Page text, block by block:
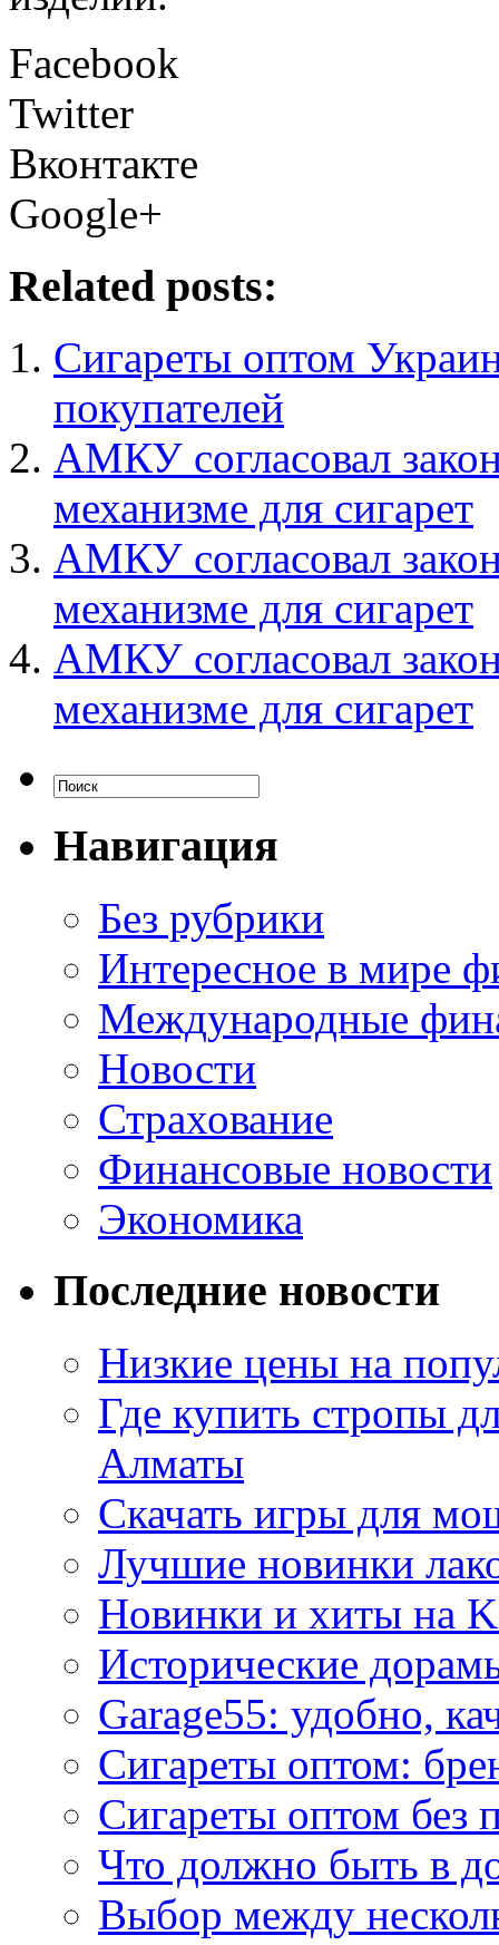
Facebook
Twitter
Вконтакте
Google+
Related posts:
Сигареты оптом
покупателей
АМКУ согласовал
механизме для сигарет
АМКУ согласовал
механизме для сигарет
АМКУ согласовал
механизме для сигарет
Навигация
Без рубрики
Интересное в мире
Международные
Новости
Страхование
Финансовые новости
Экономика
Последние новости
Низкие цены на
Где купить стропы
Алматы
Скачать игры для
Лучшие новинки
Новинки и хиты на
Исторические
Garage55: удобно,
Сигареты оптом:
Сигареты оптом без
Что должно быть в
Выбор между